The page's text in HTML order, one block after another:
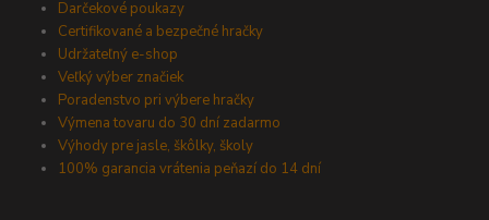
Darčekové poukazy
Certifikované a bezpečné hračky
Udržateľný e-shop
Veľký výber značiek
Poradenstvo pri výbere hračky
Výmena tovaru do 30 dní zadarmo
Výhody pre jasle, škôlky, školy
100% garancia vrátenia peňazí do 14 dní